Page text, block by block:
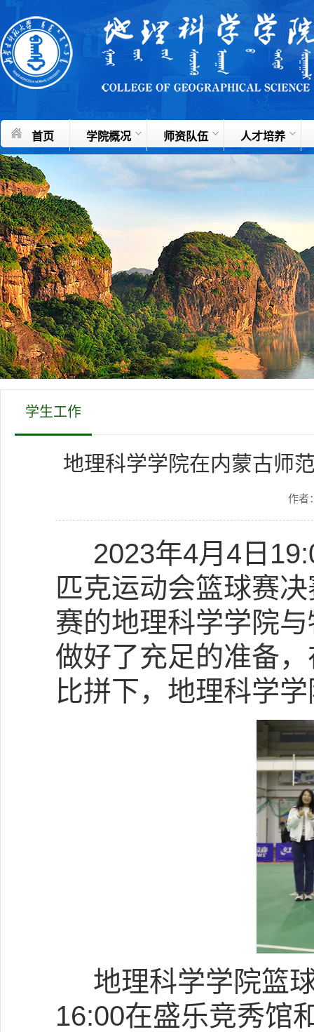
首页 学院概况 师资队伍 人才培养
学生工作
地理科学学院在内蒙古师
作者
2023年4月4日
匹克运动会篮球赛
赛的地理科学学院
做好了充足的准备
比拼下，地理科学
地理科学学院篮
16:00在盛乐竞秀馆